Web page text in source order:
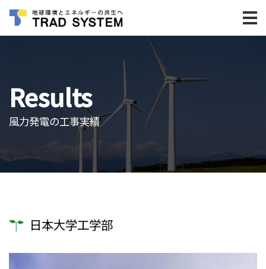
Results
風力発電の工事実績
日本大学工学部